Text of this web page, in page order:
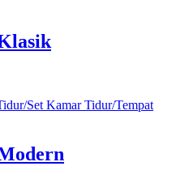
/Set Kamar Tidur/Tempat